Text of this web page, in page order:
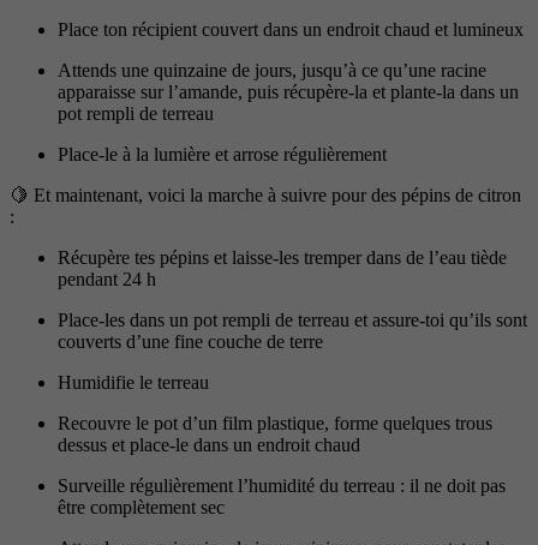
Place ton récipient couvert dans un endroit chaud et lumineux
Attends une quinzaine de jours, jusqu’à ce qu’une racine
apparaisse sur l’amande, puis récupère-la et plante-la dans un
pot rempli de terreau
Place-le à la lumière et arrose régulièrement
🍋 Et maintenant, voici la marche à suivre pour des pépins de citron
:
Récupère tes pépins et laisse-les tremper dans de l’eau tiède
pendant 24 h
Place-les dans un pot rempli de terreau et assure-toi qu’ils sont
couverts d’une fine couche de terre
Humidifie le terreau
Recouvre le pot d’un film plastique, forme quelques trous
dessus et place-le dans un endroit chaud
Surveille régulièrement l’humidité du terreau : il ne doit pas
être complètement sec